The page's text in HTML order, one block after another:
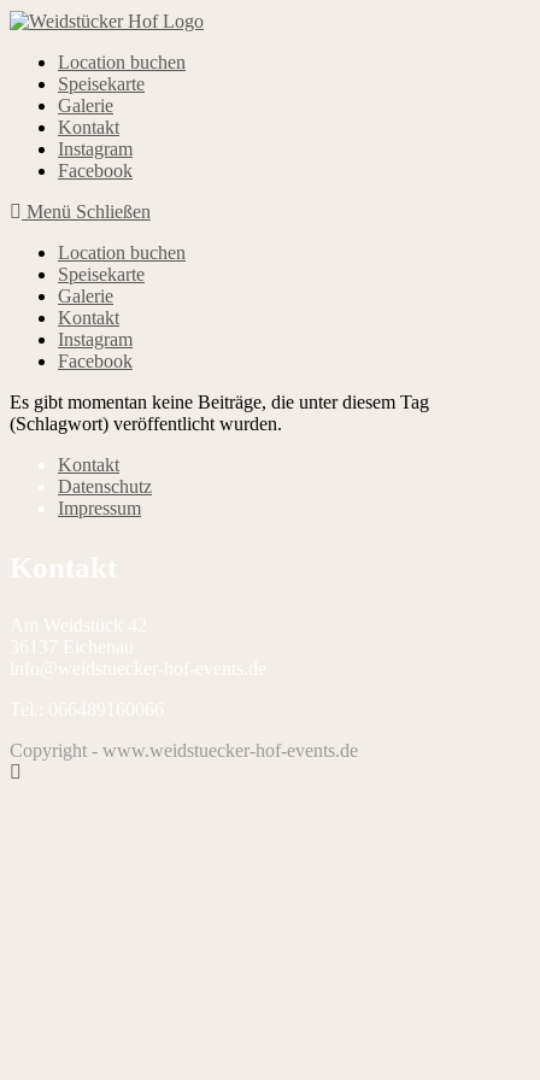
Zum
springenLocation buchen
Speisekarte
Galerie
Kontakt
Instagram
Facebook
Menü Schließen
Location buchen
Speisekarte
Galerie
Kontakt
Instagram
Facebook
Es gibt momentan keine Beiträge, die unter diesem Tag
(Schlagwort) veröffentlicht wurden.
Kontakt
Datenschutz
Impressum
Kontakt
Am Weidstück 42
36137 Eichenau
info@weidstuecker-hof-events.de
Tel.: 066489160066
Copyright - www.weidstuecker-hof-events.de